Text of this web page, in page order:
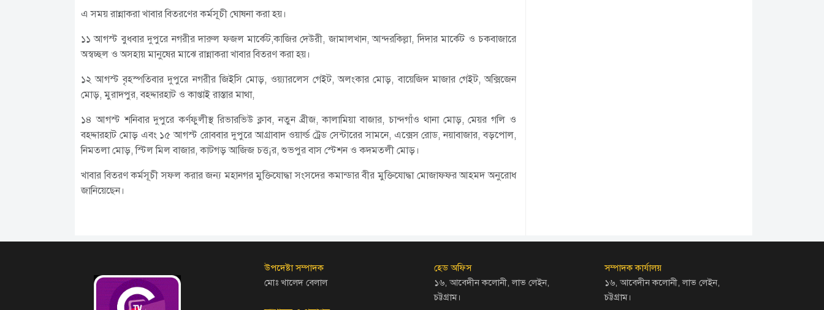
এ সময় রান্নাকরা খাবার বিতরণের কর্মসূচী ঘোষনা করা হয়।
১১ আগস্ট বুধবার দুপুরে নগরীর দারুল ফজল মার্কেট,কাজির দেউরী, জামালখান, আন্দরকিল্লা, দিদার মার্কেট ও চকবাজারে
অস্বচ্ছল ও অসহায় মানুষের মাঝে রান্নাকরা খাবার বিতরণ করা হয়।
১২ আগস্ট বৃহস্পতিবার দুপুরে নগরীর জিইসি মোড়, ওয়্যারলেস গেইট, অলংকার মোড়, বায়েজিদ মাজার গেইট, অক্সিজেন
মোড়, মুরাদপুর, বহদ্দারহাট ও কাপ্তাই রাস্তার মাথা,
১৪ আগস্ট শনিবার দুপুরে কর্ণফুলীস্থ রিভারভিউ ক্লাব, নতুন ব্রীজ, কালামিয়া বাজার, চান্দগাঁও থানা মোড়, মেয়র গলি ও
বহদ্দারহাট মোড় এবং ১৫ আগস্ট রোববার দুপুরে আগ্রাবাদ ওয়ার্ল্ড ট্রেড সেন্টারের সামনে, এক্সেস রোড, নয়াবাজার, বড়পোল,
নিমতলা মোড়, স্টিল মিল বাজার, কাটগড় আজিজ চত্ত¡র, শুভপুর বাস স্টেশন ও কদমতলী মোড়।
খাবার বিতরণ কর্মসূচী সফল করার জন্য মহানগর মুক্তিযোদ্ধা সংসদের কমান্ডার বীর মুক্তিযোদ্ধা মোজাফফর আহমদ অনুরোধ
জানিয়েছেন।
উপদেষ্টা সম্পাদক
মোঃ খালেদ বেলাল
হেড অফিস
১৬, আবেদীন কলোনী, লাভ লেইন,
চট্টগ্রাম।
সম্পাদক কার্যালয়
১৬, আবেদীন কলোনী, লাভ লেইন,
চট্টগ্রাম।